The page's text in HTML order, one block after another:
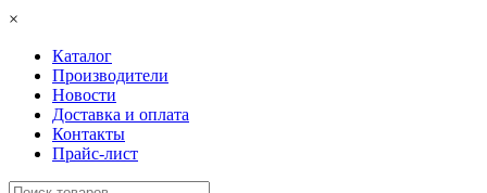
×
Каталог
Производители
Новости
Доставка и оплата
Контакты
Прайс-лист
Поиск